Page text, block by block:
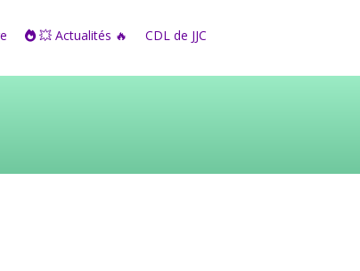
💥 Actualités 🔥 CDL de JJC